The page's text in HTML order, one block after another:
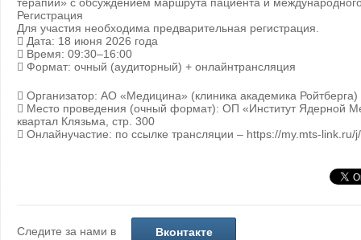
Регистрация
Для участия необходима предварительная регистрация.
 Дата: 18 июня 2026 года
 Время: 09:30–16:00
 Формат: очный (аудиторный) + онлайнтрансляция
 Организатор: АО «Медицина» (клиника академика Ройтберга)
 Место проведения (очный формат): ОП «Институт Ядерной
квартал Клязьма, стр. 300
 Онлайнучастие: по ссылке трансляции – https://my.mts-
Следите за нами в Вконтакте